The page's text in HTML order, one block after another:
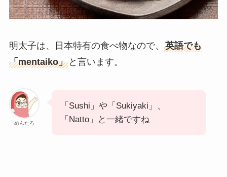
明太子は、日本特有の食べ物なので、 英語でも
「mentaiko」と言います。
めんたろ
「Sushi」や「Sukiyaki」、
「Natto」と一緒ですね